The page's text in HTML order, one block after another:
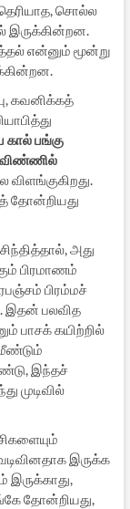
சொல்ல
இருக்கின்றன.
என்னும் மூன்று
கவனிக்கத்
பங்கு
விண்ணில்
விளங்குகிறது.
தோன்றியது
அது
பிரமாணம்
பிரம்மச்
இதன் பலவித
பாசக் கயிற்றில்
இந்தச்
முடிவில்
இருக்க
இருக்காது,
தோன்றியது,